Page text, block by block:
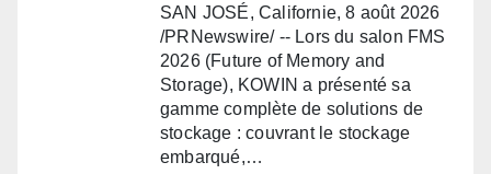
SAN JOSÉ, Californie, 8 août 2026
/PRNewswire/ -- Lors du salon FMS
2026 (Future of Memory and
Storage), KOWIN a présenté sa
gamme complète de solutions de
stockage : couvrant le stockage
embarqué,…